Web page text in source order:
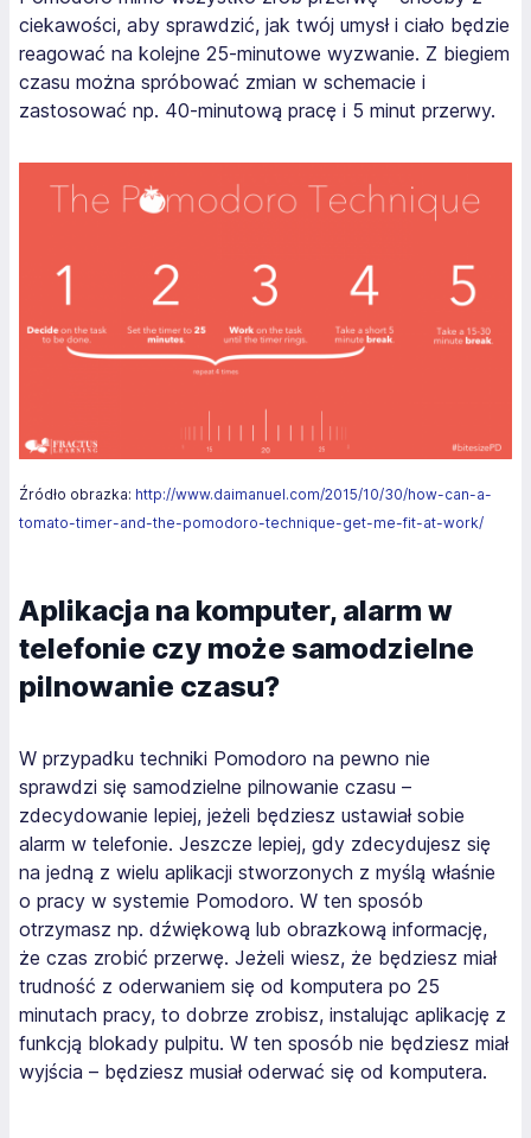
ciekawości, aby sprawdzić, jak twój umysł i ciało będzie
reagować na kolejne 25-minutowe wyzwanie. Z biegiem
czasu można spróbować zmian w schemacie i
zastosować np. 40-minutową pracę i 5 minut przerwy.
Źródło obrazka: http://www.daimanuel.com/2015/10/30/how-can-a-
tomato-timer-and-the-pomodoro-technique-get-me-fit-at-work/
Aplikacja na komputer, alarm w
telefonie czy może samodzielne
pilnowanie czasu?
W przypadku techniki Pomodoro na pewno nie
sprawdzi się samodzielne pilnowanie czasu –
zdecydowanie lepiej, jeżeli będziesz ustawiał sobie
alarm w telefonie. Jeszcze lepiej, gdy zdecydujesz się
na jedną z wielu aplikacji stworzonych z myślą właśnie
o pracy w systemie Pomodoro. W ten sposób
otrzymasz np. dźwiękową lub obrazkową informację,
że czas zrobić przerwę. Jeżeli wiesz, że będziesz miał
trudność z oderwaniem się od komputera po 25
minutach pracy, to dobrze zrobisz, instalując aplikację z
funkcją blokady pulpitu. W ten sposób nie będziesz miał
wyjścia – będziesz musiał oderwać się od komputera.